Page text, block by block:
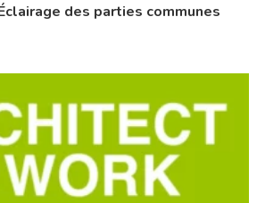
des parties communes